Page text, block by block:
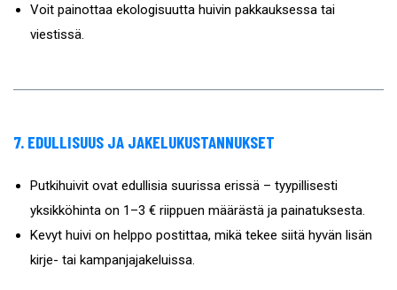
Voit painottaa ekologisuutta huivin pakkauksessa tai
viestissä.
7. EDULLISUUS JA JAKELUKUSTANNUKSET
Putkihuivit ovat edullisia suurissa erissä – tyypillisesti
yksikköhinta on 1–3 € riippuen määrästä ja painatuksesta.
Kevyt huivi on helppo postittaa, mikä tekee siitä hyvän lisän
kirje- tai kampanjajakeluissa.